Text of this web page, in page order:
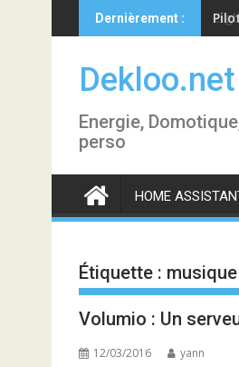
to
content
Dernièrement :
Dekloo.net
Energie,
perso
HOME
Étiquette : musique
Volumio : Un
12/03/2016 yann